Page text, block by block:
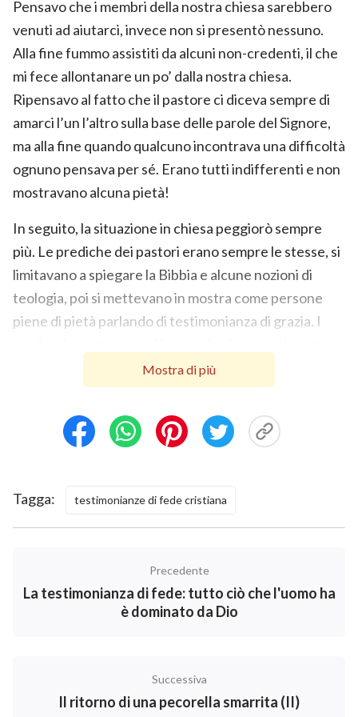
Pensavo che i membri della nostra chiesa sarebbero
venuti ad aiutarci, invece non si presentò nessuno.
Alla fine fummo assistiti da alcuni non-credenti, il che
mi fece allontanare un po’ dalla nostra chiesa.
Ripensavo al fatto che il pastore ci diceva sempre di
amarci l’un l’altro sulla base delle parole del Signore,
ma alla fine quando qualcuno incontrava una difficoltà
ognuno pensava per sé. Erano tutti indifferenti e non
mostravano alcuna pietà!
In seguito, la situazione in chiesa peggiorò sempre
più. Le prediche dei pastori erano sempre le stesse, si
limitavano a spiegare la Bibbia e alcune nozioni di
teologia, poi si mettevano in mostra come persone
piene di pietà parlando di testimonianza di grazia. I
inseguivano piaceri materiali e non partecipavano più
agli incontri. Quando alcuni di loro si ammalavano,
pregavano ma non venivano guariti, allora si facevano
deboli e negativi. Se c’erano casi di adulterio alla
Mostra di più
Tagga: testimonianze di fede cristiana
Precedente
La testimonianza di fede: tutto ciò che l'uomo ha
è dominato da Dio
Successiva
Il ritorno di una pecorella smarrita (II)